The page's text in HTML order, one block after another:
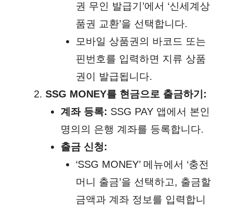
권 무인 발급기’에서 ‘신세계상
품권 교환’을 선택합니다.
모바일 상품권의 바코드 또는
핀번호를 입력하면 지류 상품
권이 발급됩니다.
SSG MONEY를 현금으로 출금하기:
계좌 등록: SSG PAY 앱에서 본인
명의의 은행 계좌를 등록합니다.
출금 신청:
‘SSG MONEY’ 메뉴에서 ‘충전
머니 출금’을 선택하고, 출금할
금액과 계좌 정보를 입력합니